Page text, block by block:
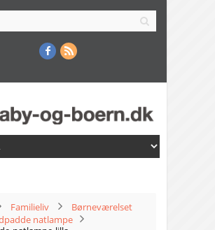
Familieliv
Børneværelset
natlampe